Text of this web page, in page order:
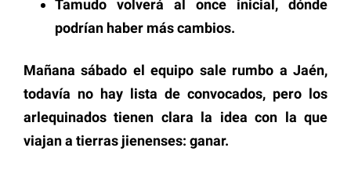
Tamudo volverá al once inicial, dónde
podrían haber más cambios.
Mañana sábado el equipo sale rumbo a Jaén,
todavía no hay lista de convocados, pero los
arlequinados tienen clara la idea con la que
viajan a tierras jienenses: ganar.